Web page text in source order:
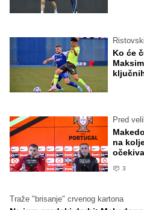
Ko će
Pred
na
3
Traže "brisanje" crvenog kartona